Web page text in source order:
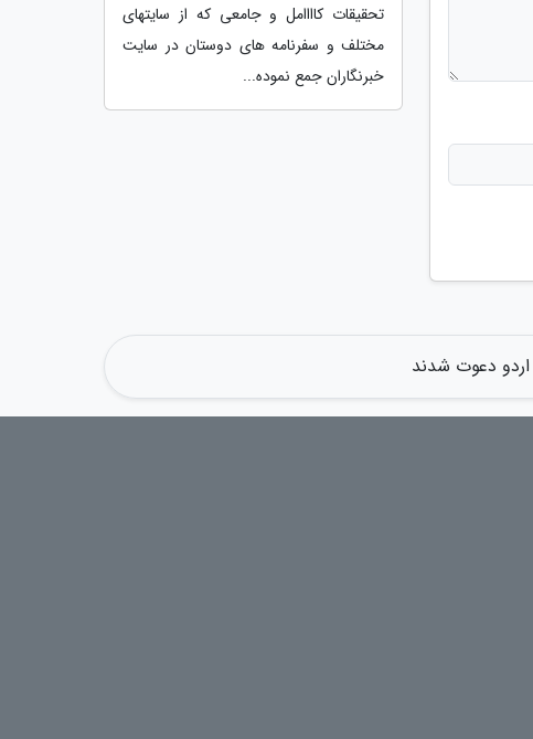
تحقیقات کاااامل و جامعی که از سایتهای
مختلف و سفرنامه های دوستان در سایت
خبرنگاران جمع نموده...